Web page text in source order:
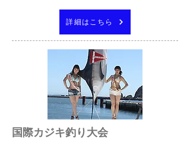
詳細はこちら
国際カジキ釣り大会